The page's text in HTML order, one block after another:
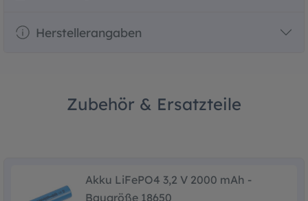
Herstellerangaben
Zubehör & Ersatzteile
Akku LiFePO4 3,2 V 2000 mAh -
Baugröße 18650